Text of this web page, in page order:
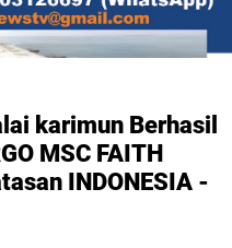
karimun Berhasil
MSC FAITH
INDONESIA -